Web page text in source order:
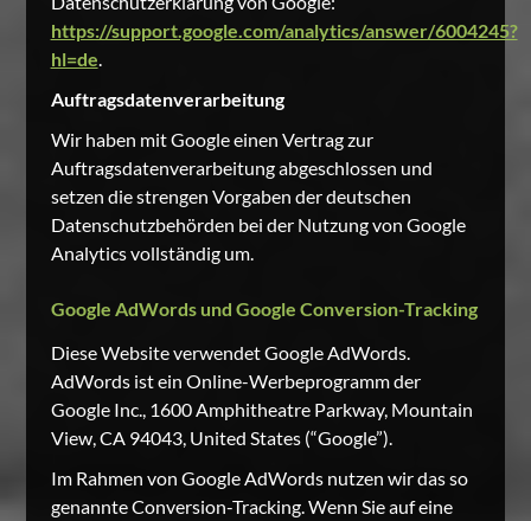
https://support.google.com/analytics/answer/6004245?
hl=de.
Auftragsdatenverarbeitung
Wir haben mit Google einen Vertrag zur
Auftragsdatenverarbeitung abgeschlossen und
setzen die strengen Vorgaben der deutschen
Datenschutzbehörden bei der Nutzung von Google
Analytics vollständig um.
Google AdWords und Google Conversion-Tracking
Diese Website verwendet Google AdWords.
AdWords ist ein Online-Werbeprogramm der
Google Inc., 1600 Amphitheatre Parkway, Mountain
View, CA 94043, United States (“Google”).
Im Rahmen von Google AdWords nutzen wir das so
genannte Conversion-Tracking. Wenn Sie auf eine